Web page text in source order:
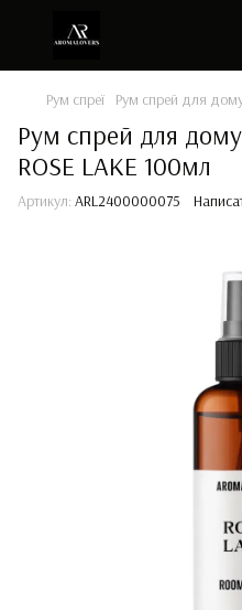
Рум спреї Рум спрей для
Рум спрей для дому
ROSE LAKE 100мл
Артикул: ARL2400000075